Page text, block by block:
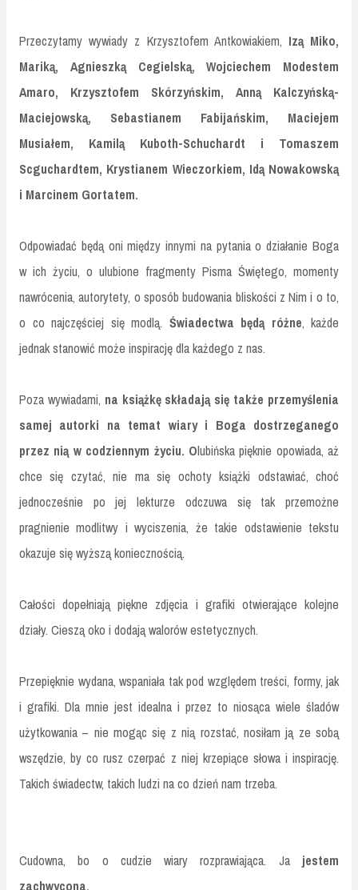
Przeczytamy wywiady z Krzysztofem Antkowiakiem, Izą Miko,
Mariką, Agnieszką Cegielską, Wojciechem Modestem
Amaro, Krzysztofem Skórzyńskim, Anną Kalczyńską-
Maciejowską, Sebastianem Fabijańskim, Maciejem
Musiałem, Kamilą Kuboth-Schuchardt i Tomaszem
Scguchardtem, Krystianem Wieczorkiem, Idą Nowakowską
i Marcinem Gortatem.
Odpowiadać będą oni między innymi na pytania o działanie Boga
w ich życiu, o ulubione fragmenty Pisma Świętego, momenty
nawrócenia, autorytety, o sposób budowania bliskości z Nim i o to,
o co najczęściej się modlą. Świadectwa będą różne, każde
jednak stanowić może inspirację dla każdego z nas.
Poza wywiadami, na książkę składają się także przemyślenia
samej autorki na temat wiary i Boga dostrzeganego
przez nią w codziennym życiu. Olubińska pięknie opowiada, aż
chce się czytać, nie ma się ochoty książki odstawiać, choć
jednocześnie po jej lekturze odczuwa się tak przemożne
pragnienie modlitwy i wyciszenia, że takie odstawienie tekstu
okazuje się wyższą koniecznością.
Całości dopełniają piękne zdjęcia i grafiki otwierające kolejne
działy. Cieszą oko i dodają walorów estetycznych.
Przepięknie wydana, wspaniała tak pod względem treści, formy, jak
i grafiki. Dla mnie jest idealna i przez to niosąca wiele śladów
użytkowania – nie mogąc się z nią rozstać, nosiłam ją ze sobą
wszędzie, by co rusz czerpać z niej krzepiące słowa i inspirację.
Takich świadectw, takich ludzi na co dzień nam trzeba.
Cudowna, bo o cudzie wiary rozprawiająca. Jajestem
zachwycona.